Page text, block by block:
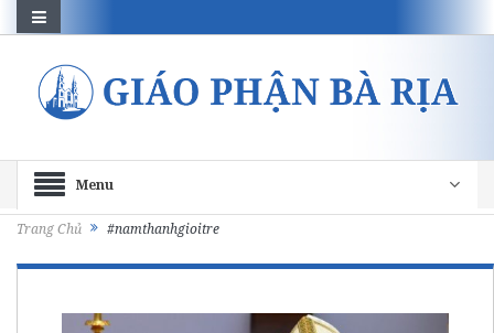
Menu
Trang Chủ #namthanhgioitre